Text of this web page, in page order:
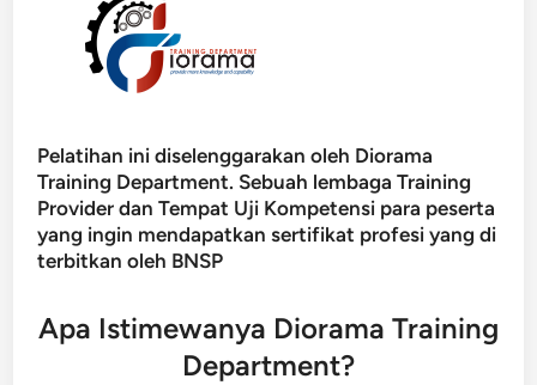
Pelatihan ini diselenggarakan oleh Diorama
Training Department. Sebuah lembaga Training
Provider dan Tempat Uji Kompetensi para peserta
yang ingin mendapatkan sertifikat profesi yang di
terbitkan oleh BNSP
Apa Istimewanya Diorama Training
Department?